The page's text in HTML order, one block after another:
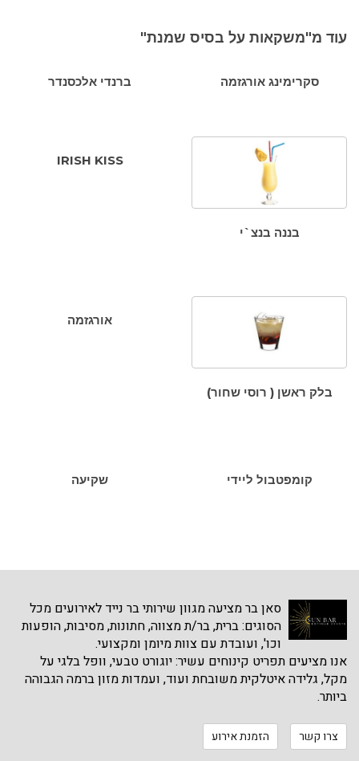
עוד מ"משקאות על בסיס שמנת"
סקרימינג אורגזמה ברנדי אלכסנדר
בננה בנצ`י
IRISH KISS
בלק ראשן ( רוסי שחור)
אורגזמה
קומפטבול ליידי שקיעה
סאן בר מציעה מגוון שירותי בר נייד לאירועים מכל
הסוגים: ברית, בר/ת מצווה, חתונות, מסיבות, הופעות
וכו', ועובדת עם צוות מיומן ומקצועי.
אנו מציעים תפריט קינוחים עשיר: יוגורט טבעי, וופל בלגי על
מקל, גלידה איטלקית משובחת ועוד, ועמדות מזון ברמה הגבוהה
ביותר.
צרו קשר הזמנת אירוע